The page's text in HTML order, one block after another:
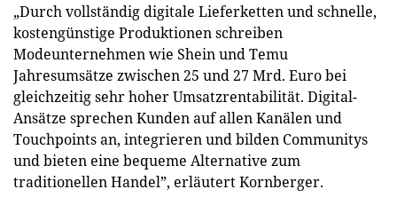
„Durch vollständig digitale Lieferketten und schnelle,
kostengünstige Produktionen schreiben
Modeunternehmen wie Shein und Temu
Jahresumsätze zwischen 25 und 27 Mrd. Euro bei
gleichzeitig sehr hoher Umsatzrentabilität. Digital-
Ansätze sprechen Kunden auf allen Kanälen und
Touchpoints an, integrieren und bilden Communitys
und bieten eine bequeme Alternative zum
traditionellen Handel”, erläutert Kornberger.